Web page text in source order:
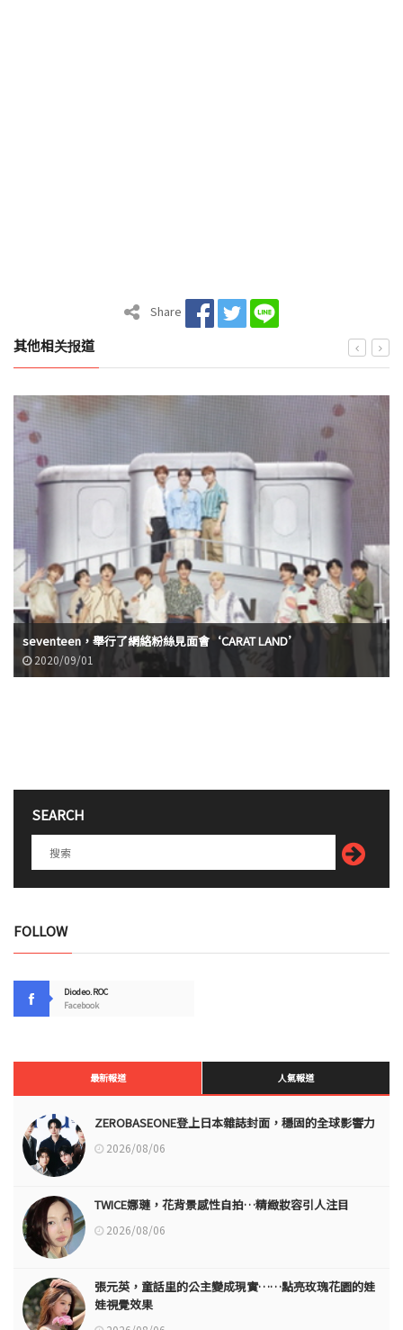
Share
其他相关报道
seventeen，舉行了網絡粉絲見面會‘CARAT LAND’
2020/09/01
SEARCH
FOLLOW
Diodeo.ROC
Facebook
最新報道 人氣報道
ZEROBASEONE登上日本雜誌封面，穩固的全球影響力
2026/08/06
TWICE娜璉，花背景感性自拍…精緻妝容引人注目
2026/08/06
張元英，童話里的公主變成現實……點亮玫瑰花園的娃
娃視覺效果